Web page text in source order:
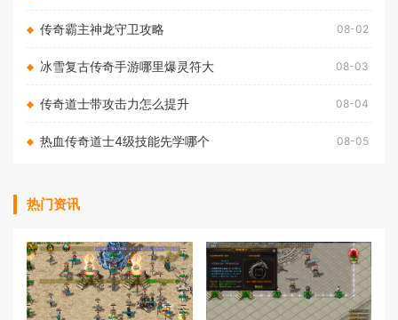
传奇霸主神龙守卫攻略 08-02
冰雪复古传奇手游哪里爆灵符大 08-03
传奇道士带攻击力怎么提升 08-04
热血传奇道士4级技能先学哪个 08-05
热门资讯